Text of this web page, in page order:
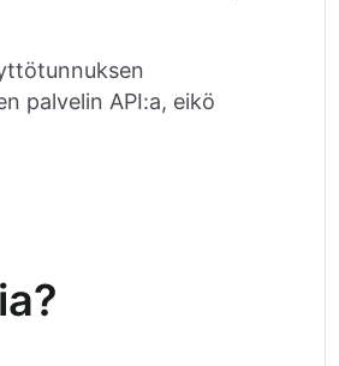
palvelin API:a, eikö